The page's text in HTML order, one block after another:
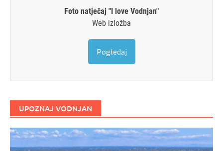
Foto natječaj "I love Vodnjan"
Web izložba
Pogledaj
UPOZNAJ VODNJAN